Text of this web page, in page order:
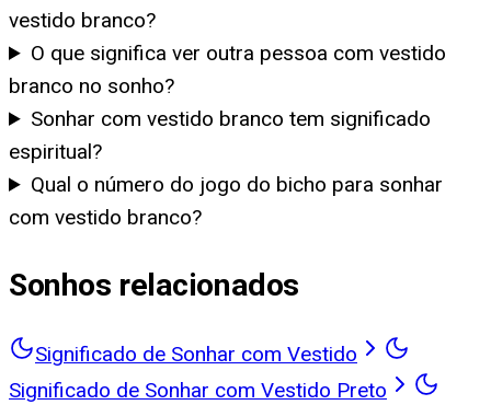
vestido branco?
O que significa ver outra pessoa com vestido
branco no sonho?
Sonhar com vestido branco tem significado
espiritual?
Qual o número do jogo do bicho para sonhar
com vestido branco?
Sonhos relacionados
Significado de Sonhar com Vestido
Significado de Sonhar com Vestido Preto